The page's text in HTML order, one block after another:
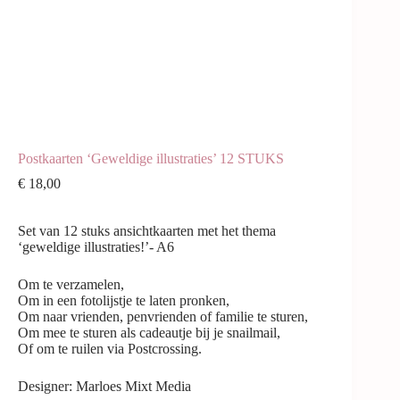
Postkaarten ‘Geweldige illustraties’ 12 STUKS
€ 18,00
Set van 12 stuks ansichtkaarten met het thema
‘geweldige illustraties!’- A6
Om te verzamelen,
Om in een fotolijstje te laten pronken,
Om naar vrienden, penvrienden of familie te sturen,
Om mee te sturen als cadeautje bij je snailmail,
Of om te ruilen via Postcrossing.
Designer: Marloes Mixt Media